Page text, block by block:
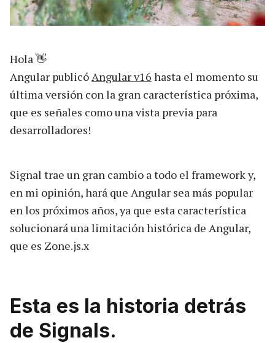
Hola 👋
Angular publicóAngular v16 hasta el momento su
última versión con la gran característica próxima,
que es señales como una vista previa para
desarrolladores!
Signal trae un gran cambio a todo el framework y,
en mi opinión, hará que Angular sea más popular
en los próximos años, ya que esta característica
solucionará una limitación histórica de Angular,
que es Zone.js.x
Esta es la historia detrás
de Signals.